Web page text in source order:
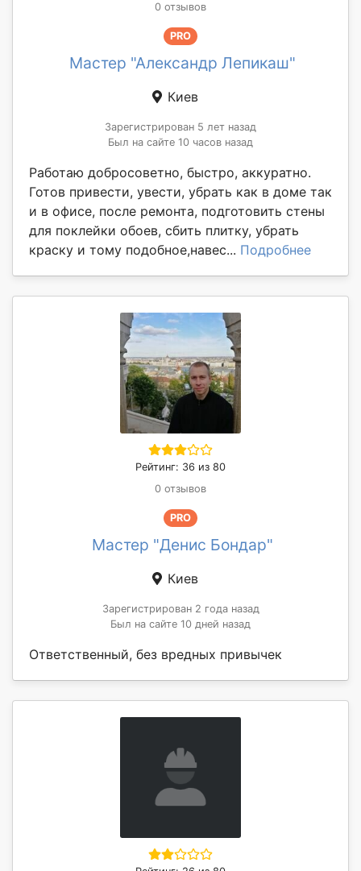
0 отзывов
PRO
Мастер "Александр Лепикаш"
Киев
Зарегистрирован 5 лет назад
Был на сайте 10 часов назад
Работаю добросоветно, быстро, аккуратно.
Готов привести, увести, убрать как в доме так
и в офисе, после ремонта, подготовить стены
для поклейки обоев, сбить плитку, убрать
краску и тому подобное,навес... Подробнее
Рейтинг: 36 из 80
0 отзывов
PRO
Мастер "Денис Бондар"
Киев
Зарегистрирован 2 года назад
Был на сайте 10 дней назад
Ответственный, без вредных привычек